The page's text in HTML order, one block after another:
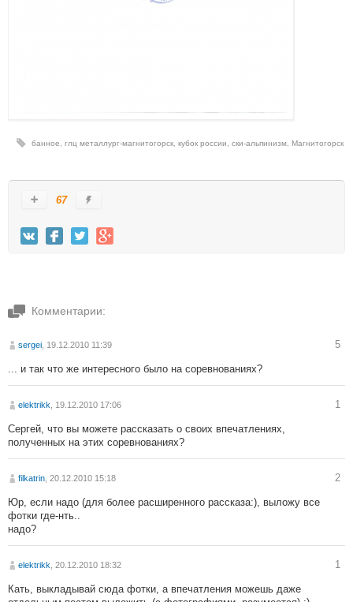
банное, глц металлург-магнитогорск, кубок россии, ски-альпинизм, Магнитогорск
67
Комментарии:
sergei, 19.12.2010 11:39 5
... и так что же интересного было на соревнованиях?
elektrikk, 19.12.2010 17:06 1
Сергей, что вы можете рассказать о своих впечатлениях,
полученных на этих соревнованиях?
filkatrin, 20.12.2010 15:18 2
Юр, если надо (для более расширенного рассказа:), выложу все
фотки где-нть..
надо?
elektrikk, 20.12.2010 18:32 1
Кать, выкладывай сюда фотки, а впечатления можешь даже